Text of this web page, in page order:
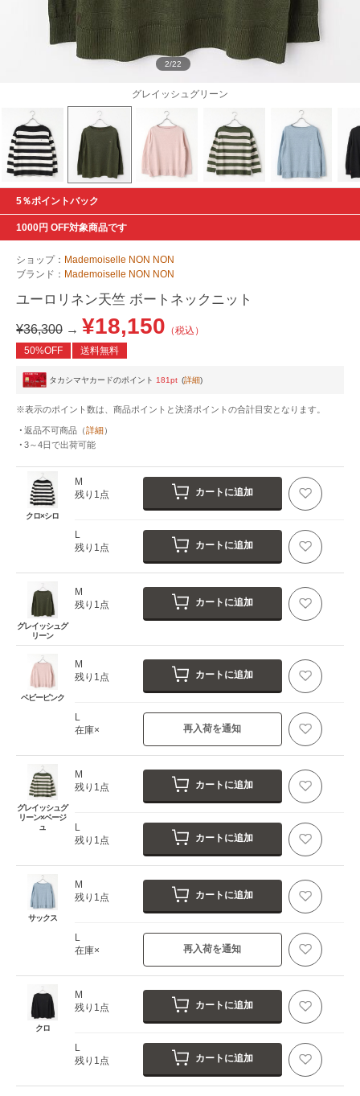
グレイッシュグリーン
2/22
5％ポイントバック
1000円 OFF対象商品です
ショップ： Mademoiselle NON NON
ブランド： Mademoiselle NON NON
ユーロリネン天竺 ボートネックニット
¥36,300 → ¥18,150 （税込）
50%OFF
送料無料
タカシマヤカードのポイント 181pt (詳細)
※表示のポイント数は、商品ポイントと決済ポイントの合計目安となります。
返品不可商品 （詳細）
3～4日で出荷可能
クロ×シロ
M
残り1点
カートに追加
L
残り1点
カートに追加
グレイッシュグ
リーン
M
残り1点
カートに追加
ベビーピンク
M
残り1点
カートに追加
L
在庫×
再入荷を通知
グレイッシュグ
リーン×ベージ
ュ
M
残り1点
カートに追加
L
残り1点
カートに追加
サックス
M
残り1点
カートに追加
L
在庫×
再入荷を通知
クロ
M
残り1点
カートに追加
L
残り1点
カートに追加